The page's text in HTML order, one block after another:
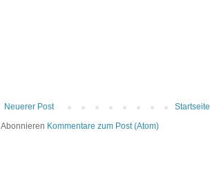
Neuerer Post
Startseite
Abonnieren Kommentare zum Post (Atom)